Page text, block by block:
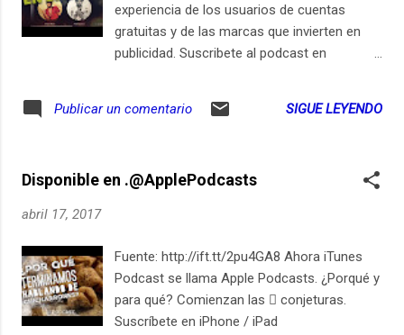
experiencia de los usuarios de cuentas
gratuitas y de las marcas que invierten en
publicidad. Suscribete al podcast en
Publicar un comentario SIGUE LEYENDO
Disponible en .@ApplePodcasts
abril 17, 2017
Fuente: http://ift.tt/2pu4GA8 Ahora iTunes
Podcast se llama Apple Podcasts. ¿Porqué y
para qué? Comienzan las  conjeturas.
Suscríbete en iPhone / iPad